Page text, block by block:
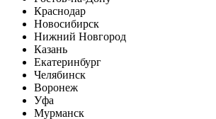
Краснодар
Новосибирск
Нижний Новгород
Казань
Екатеринбург
Челябинск
Воронеж
Уфа
Мурманск